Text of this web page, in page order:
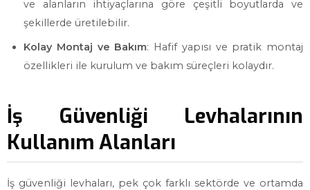
ve alanların ihtiyaçlarına göre çeşitli boyutlarda ve
şekillerde üretilebilir.
Kolay Montaj ve Bakım: Hafif yapısı ve pratik montaj
özellikleri ile kurulum ve bakım süreçleri kolaydır.
İş Güvenliği Levhalarının
Kullanım Alanları
İş güvenliği levhaları, pek çok farklı sektörde ve ortamda